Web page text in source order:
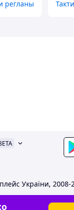
регланы
України, 2008-